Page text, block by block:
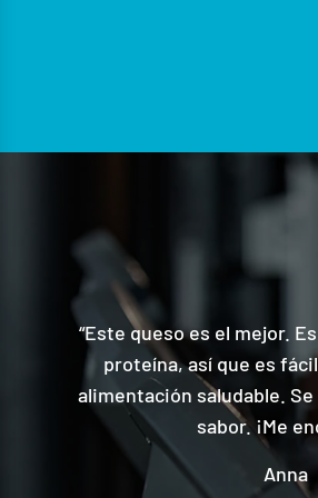
“Este queso es el mejor.
proteína, así que es
alimentación saludable.
sabor. ¡Me
Anna